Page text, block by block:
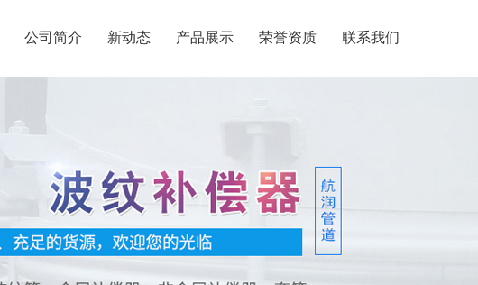
公司简介 新动态 产品展示 荣誉资质 联系我们